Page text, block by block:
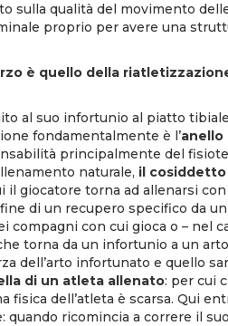
sulla qualità del movimento
proprio per avere una
è quello della
al suo infortunio al piatto
fondamentalmente è l’anello
principalmente del
naturale, il cosiddetto
giocatore torna ad allenarsi
di un recupero specifico da
con cui gioca o – nel
torna da un infortunio a un
dell’arto infortunato e quello
di un atleta allenato: per cui
dell’atleta è scarsa. Qui
ricomincia a correre il